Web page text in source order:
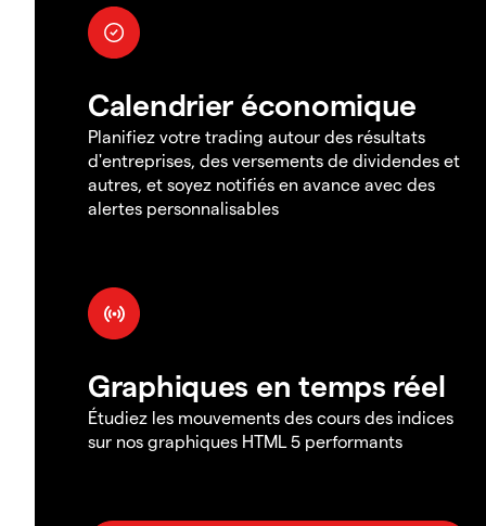
Calendrier économique
Planifiez votre trading autour des résultats
d'entreprises, des versements de dividendes et
autres, et soyez notifiés en avance avec des
alertes personnalisables
Graphiques en temps réel
Étudiez les mouvements des cours des indices
sur nos graphiques HTML 5 performants